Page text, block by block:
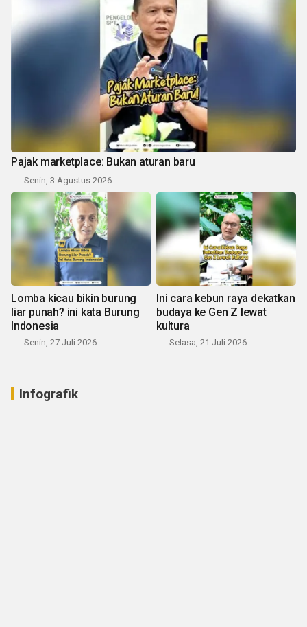
Pajak marketplace: Bukan aturan baru
Senin, 3 Agustus 2026
Lomba kicau bikin burung
liar punah? ini kata Burung
Indonesia
Senin, 27 Juli 2026
Ini cara kebun raya dekatkan
budaya ke Gen Z lewat
kultura
Selasa, 21 Juli 2026
Infografik